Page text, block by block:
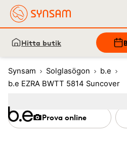
Hitta butik
Synsam Solglasögon
b.e
b.e EZRA BWTT 5814 Suncover
Prova online